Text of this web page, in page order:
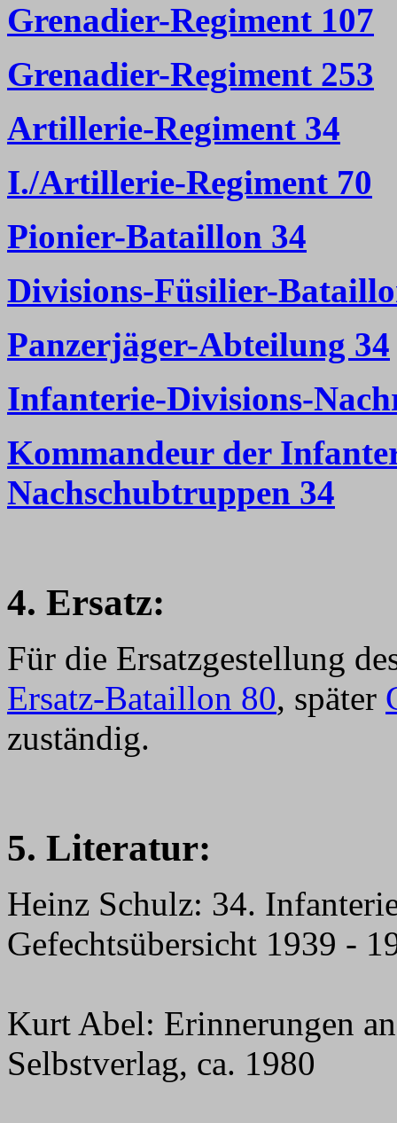
Grenadier-Regiment 107
Grenadier-Regiment 253
Artillerie-Regiment 34
I./Artillerie-Regiment 70
Pionier-Bataillon 34
Divisions-Füsilier-
Panzerjäger-Abteilung 34
Infanterie-Divisions-
Kommandeur der
Nachschubtruppen 34
4. Ersatz:
Für die Ersatzgestellung
Ersatz-Bataillon 80, später
zuständig.
5. Literatur:
Heinz Schulz: 34.
Gefechtsübersicht 1939 -
Kurt Abel: Erinnerungen
Selbstverlag, ca. 1980